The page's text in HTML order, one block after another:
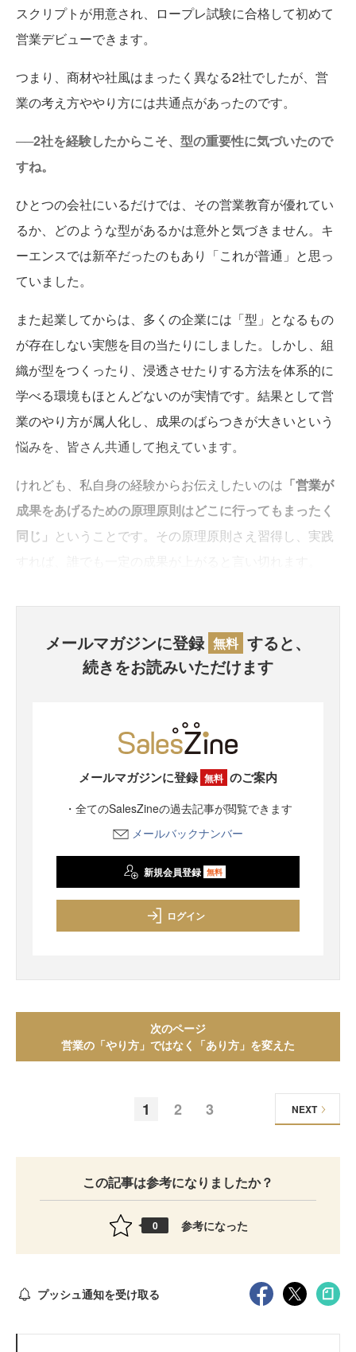
スクリプトが用意され、ロープレ試験に合格して初めて
営業デビューできます。
つまり、商材や社風はまったく異なる2社でしたが、営
業の考え方ややり方には共通点があったのです。
──2社を経験したからこそ、型の重要性に気づいたので
すね。
ひとつの会社にいるだけでは、その営業教育が優れてい
るか、どのような型があるかは意外と気づきません。キ
ーエンスでは新卒だったのもあり「これが普通」と思っ
ていました。
また起業してからは、多くの企業には「型」となるもの
が存在しない実態を目の当たりにしました。しかし、組
織が型をつくったり、浸透させたりする方法を体系的に
学べる環境もほとんどないのが実情です。結果として営
業のやり方が属人化し、成果のばらつきが大きいという
悩みを、皆さん共通して抱えています。
けれども、私自身の経験からお伝えしたいのは 「営業が
成果をあげるための原理原則はどこに行ってもまったく
同じ」 ということです。その原理原則さえ習得し、実践
メールマガジンに登録 無料 すると、
続きをお読みいただけます
メールマガジンに登録 無料 のご案内
・全てのSalesZineの過去記事が閲覧できます
メールバックナンバー
新規会員登録 無料
ログイン
次のページ
営業の「やり方」ではなく「あり方」を変えた
1 2 3 NEXT
この記事は参考になりましたか？
0 参考になった
プッシュ通知を受け取る